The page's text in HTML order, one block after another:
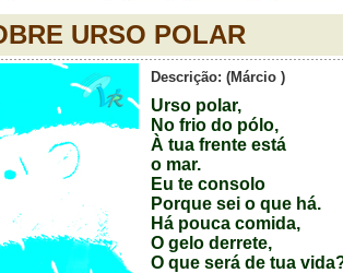
URSO POLAR
Descrição: (Márcio )
Urso polar,
No frio do pólo,
À tua frente está
o mar.
Eu te consolo
Porque sei o que há.
Há pouca comida,
O gelo derrete,
O que será de tua